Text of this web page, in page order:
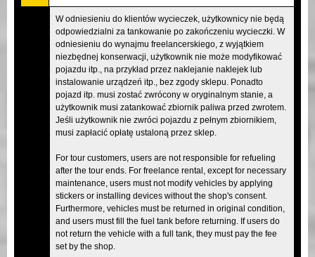
W odniesieniu do klientów wycieczek, użytkownicy nie będą
odpowiedzialni za tankowanie po zakończeniu wycieczki. W
odniesieniu do wynajmu freelancerskiego, z wyjątkiem
niezbędnej konserwacji, użytkownik nie może modyfikować
pojazdu itp., na przykład przez naklejanie naklejek lub
instalowanie urządzeń itp., bez zgody sklepu. Ponadto
pojazd itp. musi zostać zwrócony w oryginalnym stanie, a
użytkownik musi zatankować zbiornik paliwa przed zwrotem.
Jeśli użytkownik nie zwróci pojazdu z pełnym zbiornikiem,
musi zapłacić opłatę ustaloną przez sklep.
For tour customers, users are not responsible for refueling
after the tour ends. For freelance rental, except for necessary
maintenance, users must not modify vehicles by applying
stickers or installing devices without the shop's consent.
Furthermore, vehicles must be returned in original condition,
and users must fill the fuel tank before returning. If users do
not return the vehicle with a full tank, they must pay the fee
set by the shop.